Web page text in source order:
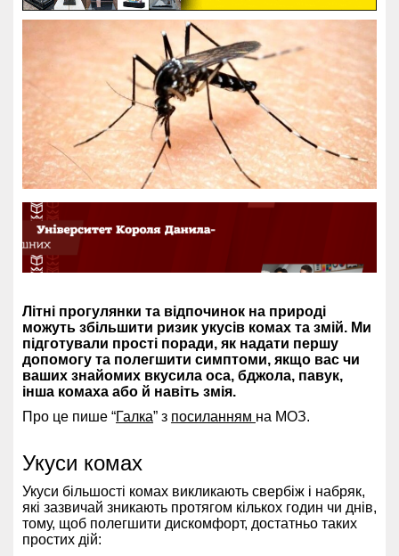
Літні прогулянки та відпочинок на природі
можуть збільшити ризик укусів комах та змій. Ми
підготували прості поради, як надати першу
допомогу та полегшити симптоми, якщо вас чи
ваших знайомих вкусила оса, бджола, павук,
інша комаха або й навіть змія.
Про це пише “Галка” з посиланням на МОЗ.
Укуси комах
Укуси більшості комах викликають свербіж і набряк,
які зазвичай зникають протягом кількох годин чи днів,
тому, щоб полегшити дискомфорт, достатньо таких
простих дій: